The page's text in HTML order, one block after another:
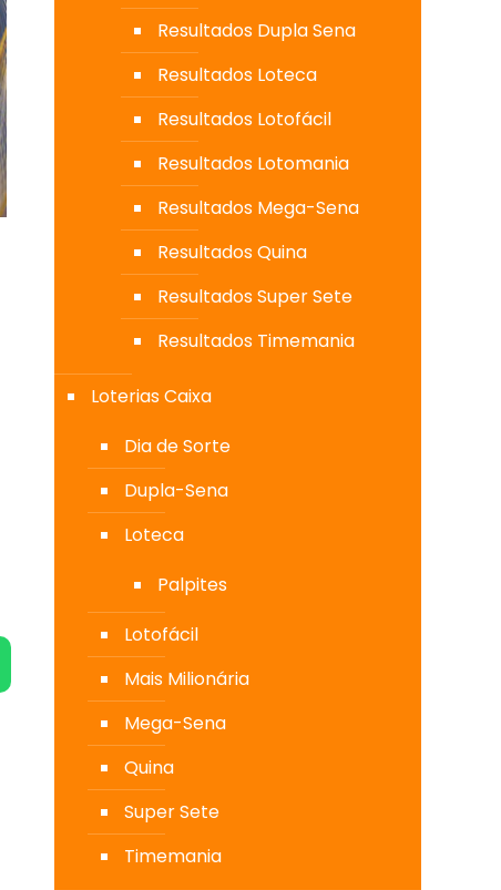
Resultados Dupla Sena
Resultados Loteca
Resultados Lotofácil
Resultados Lotomania
Resultados Mega-Sena
Resultados Quina
Resultados Super Sete
Resultados Timemania
Loterias Caixa
Dia de Sorte
Dupla-Sena
Loteca
Palpites
Lotofácil
Mais Milionária
Mega-Sena
Quina
Super Sete
Timemania